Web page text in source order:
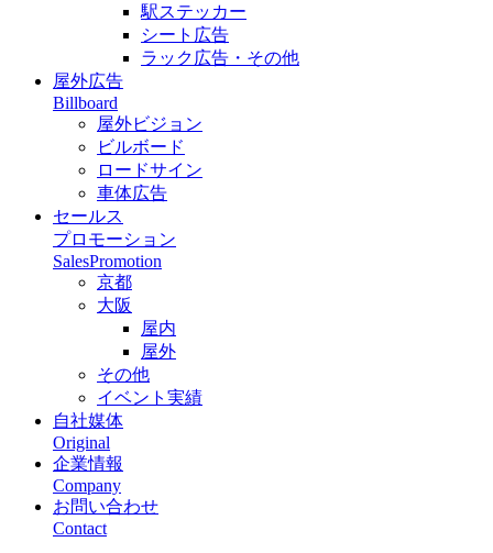
駅ステッカー
シート広告
ラック広告・その他
屋外広告
Billboard
屋外ビジョン
ビルボード
ロードサイン
車体広告
セールス
プロモーション
SalesPromotion
京都
大阪
屋内
屋外
その他
イベント実績
自社媒体
Original
企業情報
Company
お問い合わせ
Contact